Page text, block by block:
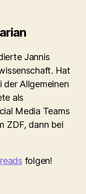
Jannis
Hat
der Allgemeinen
als
Media Teams
ZDF, dann bei
folgen!